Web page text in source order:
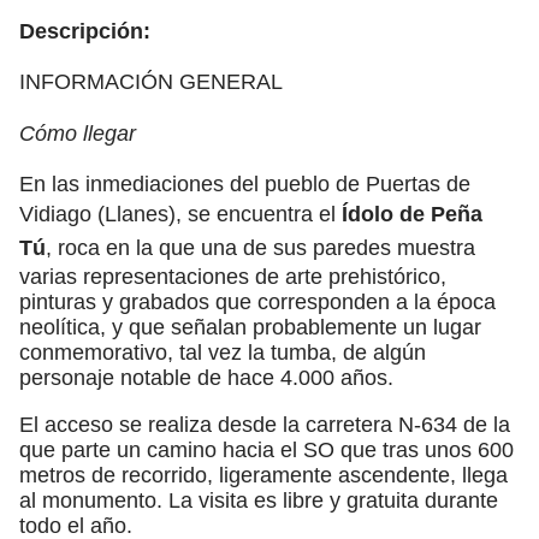
Descripción:
INFORMACIÓN GENERAL
Cómo llegar
En las inmediaciones del pueblo de Puertas de
Vidiago (Llanes), se encuentra el Ídolo de Peña
Tú, roca en la que una de sus paredes muestra
varias representaciones de arte prehistórico,
pinturas y grabados que corresponden a la época
neolítica, y que señalan probablemente un lugar
conmemorativo, tal vez la tumba, de algún
personaje notable de hace 4.000 años.
El acceso se realiza desde la carretera N-634 de la
que parte un camino hacia el SO que tras unos 600
metros de recorrido, ligeramente ascendente, llega
al monumento. La visita es libre y gratuita durante
todo el año.